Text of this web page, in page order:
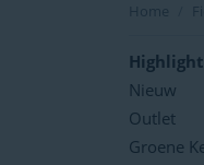
Home
Nieuw
Outlet
Groene